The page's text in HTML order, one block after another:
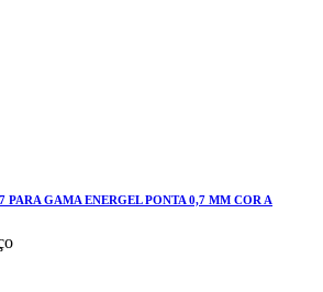
PARA GAMA ENERGEL PONTA 0,7 MM COR A